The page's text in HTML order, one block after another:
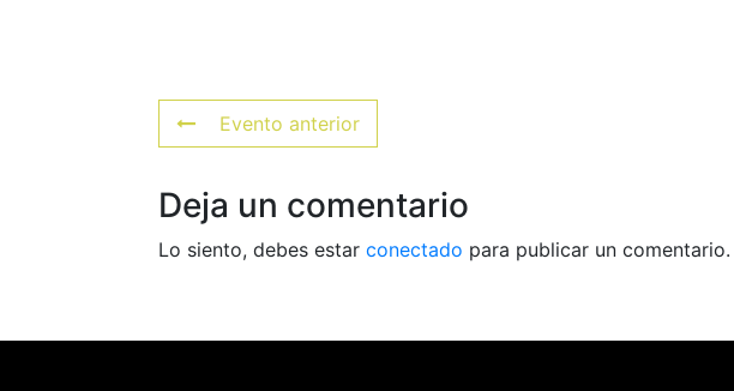
Evento anterior
Deja un comentario
Lo siento, debes estar conectado para publicar un comentario.